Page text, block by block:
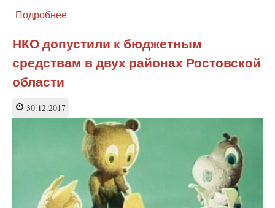
Подробнее
социальное
государство
в
НКО допустили к бюджетным
средствам в двух районах Ростовской
области
30.12.2017